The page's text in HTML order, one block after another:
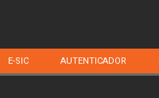
E-SIC AUTENTICADOR